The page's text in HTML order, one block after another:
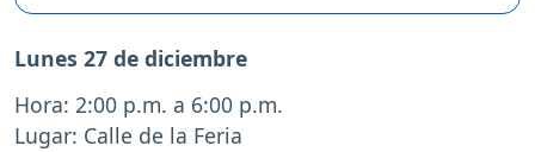
Lunes 27 de diciembre
Hora: 2:00 p.m. a 6:00 p.m.
Lugar: Calle de la Feria